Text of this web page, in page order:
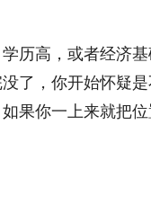
历高，或者经济
了，你开始怀疑
果你一上来就把